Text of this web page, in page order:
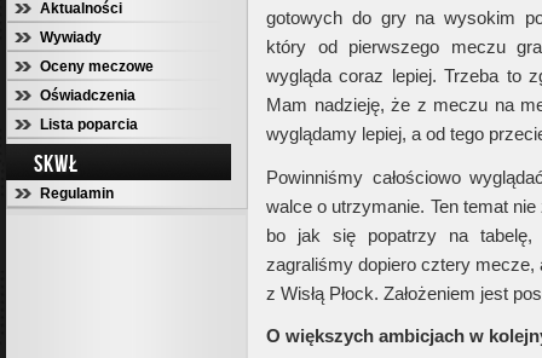
Aktualności
Wywiady
Oceny meczowe
Oświadczenia
Lista poparcia
SKWŁ
Regulamin
gotowych do gry na wysokim
który od pierwszego meczu
wygląda coraz lepiej. Trzeba to
Mam nadzieję, że z meczu na
wyglądamy lepiej, a od tego
Powinniśmy całościowo
walce o utrzymanie. Ten temat
bo jak się popatrzy na
zagraliśmy dopiero cztery
z Wisłą Płock. Założeniem jest
O większych ambicjach w